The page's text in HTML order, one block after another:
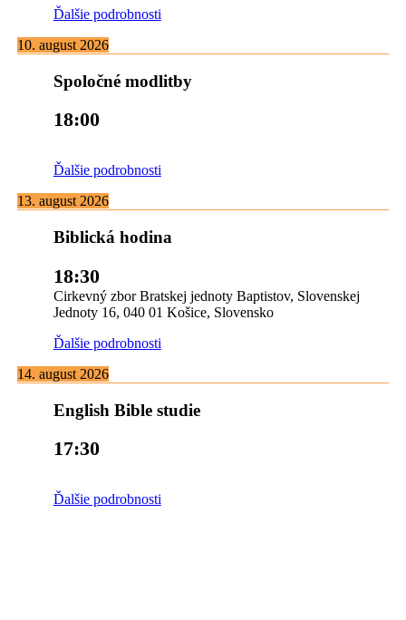
Ďalšie podrobnosti
10. august 2026
Spoločné modlitby
18:00
Ďalšie podrobnosti
13. august 2026
Biblická hodina
18:30
Cirkevný zbor Bratskej jednoty Baptistov, Slovenskej
Jednoty 16, 040 01 Košice, Slovensko
Ďalšie podrobnosti
14. august 2026
English Bible studie
17:30
Ďalšie podrobnosti